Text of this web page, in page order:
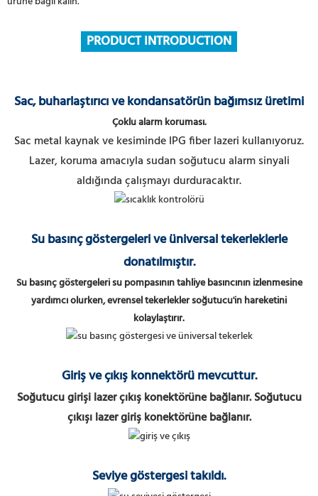
PRODUCT INTRODUCTION
Sac, buharlaştırıcı ve kondansatörün bağımsız üretimi
Çoklu alarm koruması.
Sac metal kaynak ve kesiminde IPG fiber lazeri kullanıyoruz.
Lazer, koruma amacıyla sudan soğutucu alarm sinyali
aldığında çalışmayı durduracaktır.
Su basınç göstergeleri ve üniversal tekerleklerle
donatılmıştır.
Su basınç göstergeleri su pompasının tahliye basıncının izlenmesine
yardımcı olurken, evrensel tekerlekler soğutucu'in hareketini
kolaylaştırır.
Giriş ve çıkış konnektörü mevcuttur.
Soğutucu girişi lazer çıkış konektörüne bağlanır. Soğutucu
çıkışı lazer giriş konektörüne bağlanır.
Seviye göstergesi takıldı.